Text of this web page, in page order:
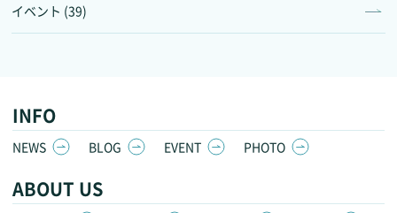
イベント (39)
INFO
NEWS BLOG EVENT PHOTO
ABOUT US